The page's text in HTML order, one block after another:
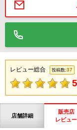
レビュー総合 投稿数:37
5
店舗詳細
販売店
レビュー